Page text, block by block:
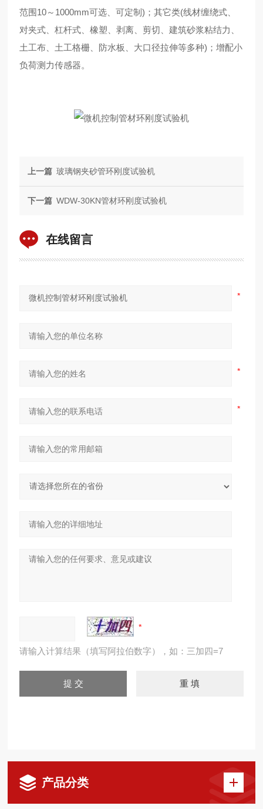
范围10～1000mm可选、可定制)；其它类(线材缠绕式、
对夹式、杠杆式、橡塑、剥离、剪切、建筑砂浆粘结力、
土工布、土工格栅、防水板、大口径拉伸等多种)；增配小
负荷测力传感器。
上一篇 玻璃钢夹砂管环刚度试验机
下一篇 WDW-30KN管材环刚度试验机
在线留言
请输入计算结果（填写阿拉伯数字），如：三加四=7
产品分类